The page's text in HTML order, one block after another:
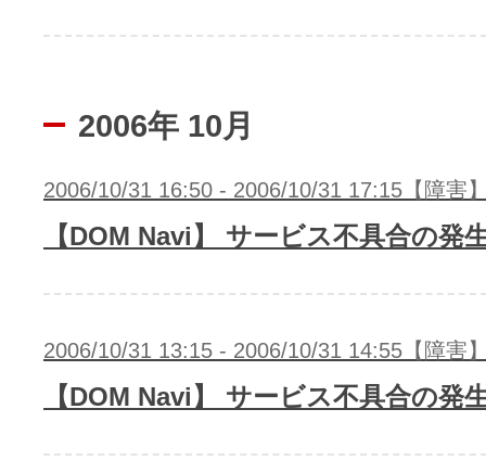
2006年 10月
2006/10/31 16:50 - 2006/10/31 17:15【障害
【DOM Navi】 サービス不具合の発
2006/10/31 13:15 - 2006/10/31 14:55【障害
【DOM Navi】 サービス不具合の発